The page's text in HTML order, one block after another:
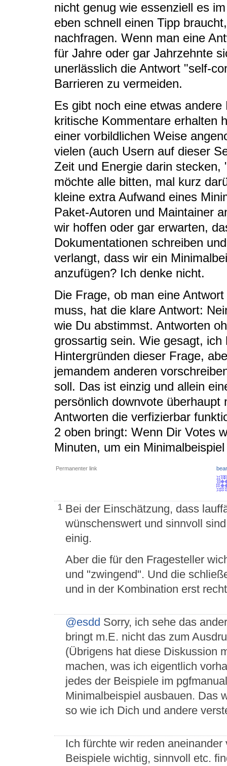
nicht genug wie essenziell es
eben schnell einen Tipp
nachfragen. Wenn man eine
für Jahre oder gar Jahrzehnte
unerlässlich die Antwort "self-
Barrieren zu vermeiden.
Es gibt noch eine etwas
kritische Kommentare erhalten
einer vorbildlichen Weise
vielen (auch Usern auf dieser
Zeit und Energie darin
möchte alle bitten, mal kurz
kleine extra Aufwand eines
Paket-Autoren und Maintainer
wir hoffen oder gar erwarten,
Dokumentationen schreiben
verlangt, dass wir ein
anzufügen? Ich denke nicht.
Die Frage, ob man eine
muss, hat die klare Antwort:
wie Du abstimmst. Antworten
grossartig sein. Wie gesagt,
Hintergründen dieser Frage,
jemandem anderen
soll. Das ist einzig und allein
persönlich downvote überhaupt
Antworten die verfizierbar
2 oben bringt: Wenn Dir Votes
Minuten, um ein
Permanenter link
1 Bei der Einschätzung, dass
wünschenswert und sinnvoll
einig.
Aber die für den Fragesteller
und "zwingend". Und die
und in der Kombination erst
@esdd Sorry, ich sehe das
bringt m.E. nicht das zum
(Übrigens hat diese Diskussion
machen, was ich eigentlich
jedes der Beispiele im
Minimalbeispiel ausbauen. Das
so wie ich Dich und andere
Ich fürchte wir reden
Beispiele wichtig, sinnvoll etc.